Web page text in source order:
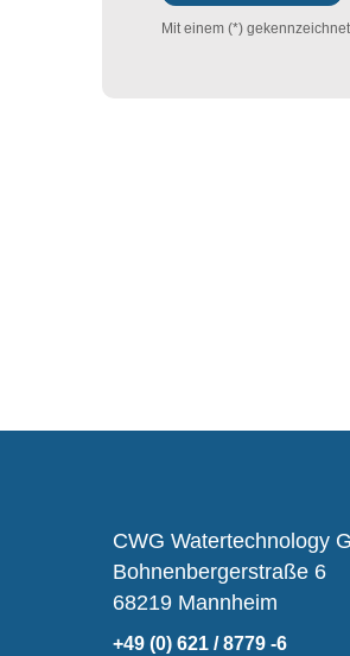
Mit einem (*)
CWG Watertechnology
Bohnenbergerstraße 6
68219 Mannheim
+49 (0) 621 / 8779 -6